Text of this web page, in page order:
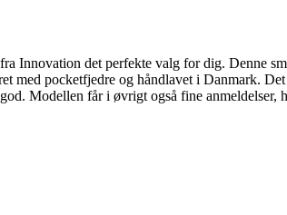
Innovation det perfekte valg for dig. Denne
med pocketfjedre og håndlavet i Danmark.
Modellen får i øvrigt også fine